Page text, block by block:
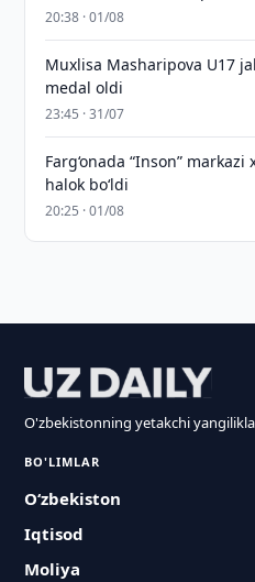
20:38 · 01/08
Muxlisa Masharipova U17
medal oldi
23:45 · 31/07
Farg‘onada “Inson”
halok bo‘ldi
20:25 · 01/08
O'zbekistonning yetakchi
BO'LIMLAR
O‘zbekiston
Iqtisod
Moliya